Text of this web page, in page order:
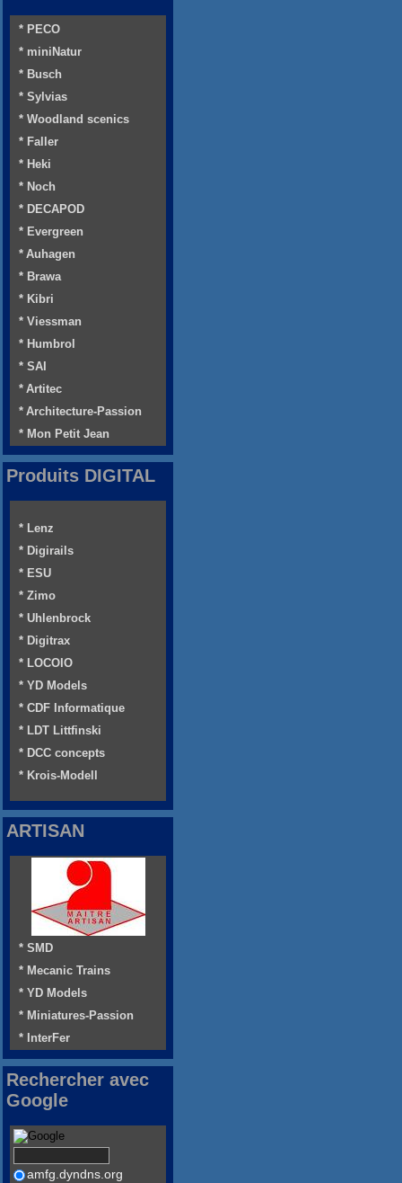
* PECO
* miniNatur
* Busch
* Sylvias
* Woodland scenics
* Faller
* Heki
* Noch
* DECAPOD
* Evergreen
* Auhagen
* Brawa
* Kibri
* Viessman
* Humbrol
* SAI
* Artitec
* Architecture-Passion
* Mon Petit Jean
Produits DIGITAL
* Lenz
* Digirails
* ESU
* Zimo
* Uhlenbrock
* Digitrax
* LOCOIO
* YD Models
* CDF Informatique
* LDT Littfinski
* DCC concepts
* Krois-Modell
ARTISAN
* SMD
* Mecanic Trains
* YD Models
* Miniatures-Passion
* InterFer
Rechercher avec
Google
amfg.dyndns.org